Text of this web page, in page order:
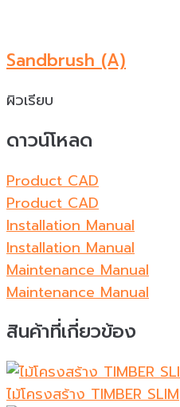
Sandbrush (A)
ผิวเรียบ
ดาวน์โหลด
Product CAD
Product CAD
Installation Manual
Installation Manual
Maintenance Manual
Maintenance Manual
สินค้าที่เกี่ยวข้อง
ไม้โครงสร้าง TIMBER SLIM